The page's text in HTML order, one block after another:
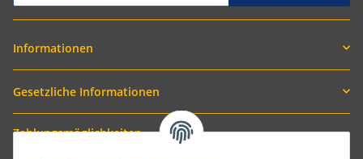
Informationen
Gesetzliche Informationen
Zahlungsmöglichkeiten